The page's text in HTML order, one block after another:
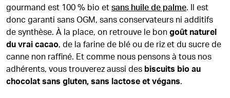
gourmand est 100 % bio et sans huile de palme. Il est
donc garanti sans OGM, sans conservateurs ni additifs
de synthèse. À la place, on retrouve le bon goût naturel
du vrai cacao, de la farine de blé ou de riz et du sucre de
canne non raffiné. Et comme nous pensons à tous nos
adhérents, vous trouverez aussi des biscuits bio au
chocolat sans gluten, sans lactose et végans.